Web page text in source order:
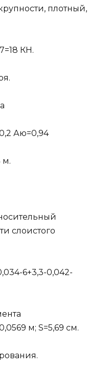
плотный,
КН.
Аю=0,94
м.
слоистого
6+3,3-0,042-
м; S=5,69 см.